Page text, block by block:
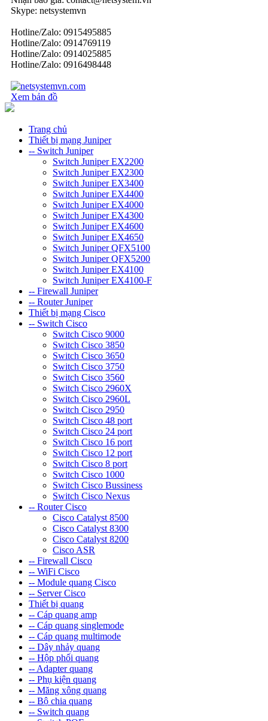
Skype: netsystemvn
Hotline/Zalo: 0915495885
Hotline/Zalo: 0914769119
Hotline/Zalo: 0914025885
Hotline/Zalo: 0916498448
Xem bản đồ
Trang chủ
Thiết bị mạng Juniper
-- Switch Juniper
Switch Juniper EX2200
Switch Juniper EX2300
Switch Juniper EX3400
Switch Juniper EX4400
Switch Juniper EX4000
Switch Juniper EX4300
Switch Juniper EX4600
Switch Juniper EX4650
Switch Juniper QFX5100
Switch Juniper QFX5200
Switch Juniper EX4100
Switch Juniper EX4100-F
-- Firewall Juniper
-- Router Juniper
Thiết bị mạng Cisco
-- Switch Cisco
Switch Cisco 9000
Switch Cisco 3850
Switch Cisco 3650
Switch Cisco 3750
Switch Cisco 3560
Switch Cisco 2960X
Switch Cisco 2960L
Switch Cisco 2950
Switch Cisco 48 port
Switch Cisco 24 port
Switch Cisco 16 port
Switch Cisco 12 port
Switch Cisco 8 port
Switch Cisco 1000
Switch Cisco Bussiness
Switch Cisco Nexus
-- Router Cisco
Cisco Catalyst 8500
Cisco Catalyst 8300
Cisco Catalyst 8200
Cisco ASR
-- Firewall Cisco
-- WiFi Cisco
-- Module quang Cisco
-- Server Cisco
Thiết bị quang
-- Cáp quang amp
-- Cáp quang singlemode
-- Cáp quang multimode
-- Dây nhảy quang
-- Hộp phối quang
-- Adapter quang
-- Phụ kiện quang
-- Măng xông quang
-- Bộ chia quang
-- Switch quang